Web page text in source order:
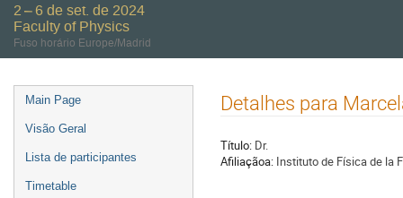
2 – 6 de set. de 2024
Faculty of Physics
Fuso horário Europe/Madrid
Event
menu
Main Page
Visão Geral
Lista de participantes
Timetable
Detalhes para
Título: Dr.
Afiliaçãoa: Instituto de Física de la